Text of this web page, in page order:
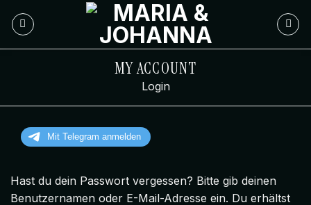
Inhalt
MY ACCOUNT
Login
Hast du dein Passwort vergessen? Bitte gib deinen
Benutzernamen oder E-Mail-Adresse ein. Du erhältst